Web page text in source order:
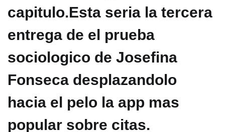
capitulo.Esta seri­a la tercera
entrega de el prueba
sociologico de Josefina
Fonseca desplazandolo
hacia el pelo la app mas
popular sobre citas.